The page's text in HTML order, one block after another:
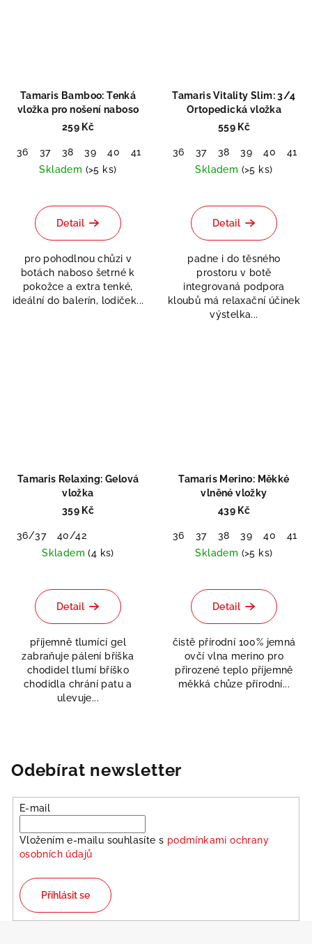
Tamaris Bamboo: Tenká
vložka pro nošení naboso
259 Kč
36 37 38 39 40 41
Skladem (>5 ks)
Detail
pro pohodlnou chůzi v
botách naboso šetrné k
pokožce a extra tenké,
ideální do balerín, lodiček...
Tamaris Vitality Slim: 3/4
Ortopedická vložka
559 Kč
36 37 38 39 40 41
Skladem (>5 ks)
Detail
padne i do těsného
prostoru v botě
integrovaná podpora
kloubů má relaxační účinek
výstelka...
Tamaris Relaxing: Gelová
vložka
359 Kč
36/37
40/42
Skladem(4 ks)
Detail
příjemně tlumící gel
zabraňuje pálení bříška
chodidel tlumí bříško
chodidla chrání patu a
ulevuje...
Tamaris Merino: Měkké
vlněné vložky
439 Kč
36 37 38 39 40 41
Skladem (>5 ks)
Detail
čistě přírodní 100% jemná
ovčí vlna merino pro
přirozené teplo příjemně
měkká chůze přírodní...
Odebírat newsletter
E-mail
Vložením e-mailu souhlasíte s podmínkami ochrany
osobních údajů
Přihlásit se